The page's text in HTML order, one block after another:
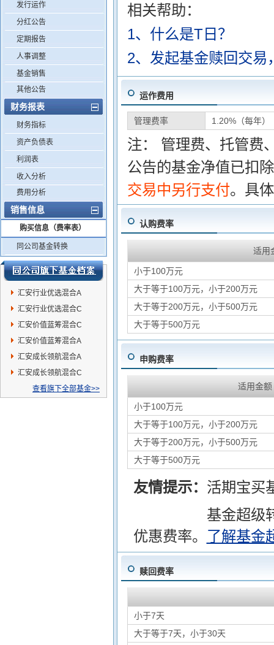
发行运作
分红公告
定期报告
人事调整
基金销售
其他公告
财务报表
财务指标
资产负债表
利润表
收入分析
费用分析
销售信息
购买信息（费率表）
同公司基金转换
汇安行业优选混合A
汇安行业优选混合C
汇安价值蓝筹混合C
汇安价值蓝筹混合A
汇安成长领航混合A
汇安成长领航混合C
查看旗下全部基金>>
相关帮助：
1、什么是T日？
2、发起基金赎回交易
运作费用
管理费率 1.20%（每年）
注： 管理费、托管费
公告的基金净值已扣
交易中另行支付。具
认购费率
适用
小于100万元
大于等于100万元，小于200万元
大于等于200万元，小于500万元
大于等于500万元
申购费率
适用金额
小于100万元
大于等于100万元，小于200万元
大于等于200万元，小于500万元
大于等于500万元
友情提示： 活期宝买
基金超级
优惠费率。 了解基金
赎回费率
小于7天
大于等于7天，小于30天